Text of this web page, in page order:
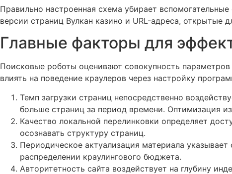
Правильно настроенная схема убирает
версии страниц Вулкан казино и URL-адреса, открытые
Главные факторы для
Поисковые роботы оценивают совокупность
влиять на поведение краулеров через настройку
Темп загрузки страниц непосредственно
больше страниц за период времени. Оптимизация
Качество локальной перелинковки определяет
осознавать структуру страниц.
Периодическое актуализация материала
распределении краулингового бюджета.
Авторитетность сайта воздействует на глубину